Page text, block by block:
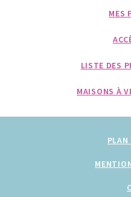
MES
LISTE DES
MAISONS À
PLAN